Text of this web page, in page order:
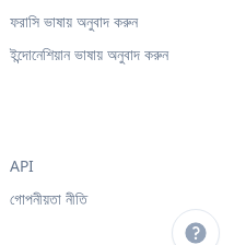
ফরাসি ভাষায় অনুবাদ করুন
ইন্দোনেশিয়ান ভাষায় অনুবাদ করুন
API
গোপনীয়তা নীতি